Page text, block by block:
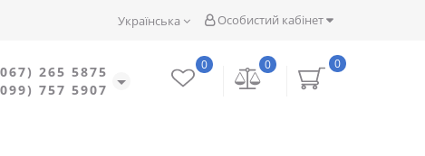
Особистий кабінет
Українська
265 5875
757 5907
0
0
0